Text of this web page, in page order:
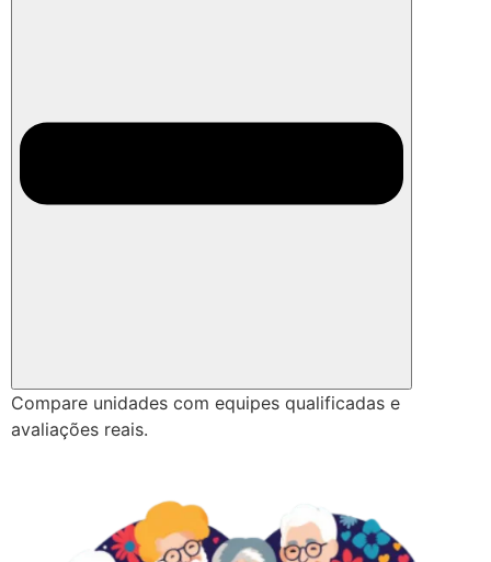
Compare unidades com equipes qualificadas e
avaliações reais.